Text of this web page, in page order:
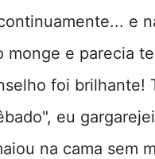
e
monge e parecia
foi brilhante!
eu
na cama sem